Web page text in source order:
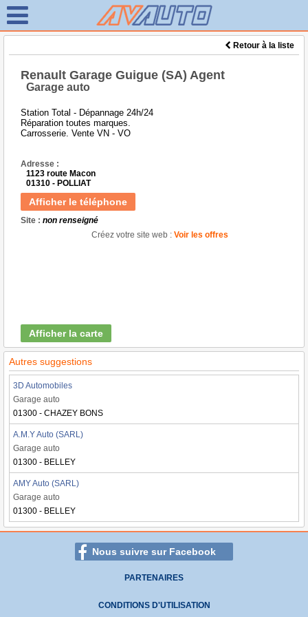
Retour à la liste
Renault Garage Guigue (SA) Agent
Garage auto
Station Total - Dépannage 24h/24
Réparation toutes marques.
Carrosserie. Vente VN - VO
Adresse :
1123 route Macon
01310 - POLLIAT
Afficher le téléphone
Site : non renseigné
Créez votre site web : Voir les offres
Afficher la carte
Autres suggestions
3D Automobiles
Garage auto
01300 - CHAZEY BONS
A.M.Y Auto (SARL)
Garage auto
01300 - BELLEY
AMY Auto (SARL)
Garage auto
01300 - BELLEY
Nous suivre sur Facebook
PARTENAIRES
CONDITIONS D'UTILISATION